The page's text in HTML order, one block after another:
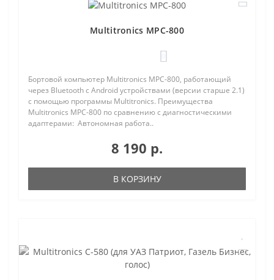
Multitronics MPC-800
Бортовой компьютер Multitronics MPC-800, работающий
через Bluetooth с Android устройствами (версии старше 2.1)
с помощью программы Multitronics. Преимущества
Multitronics MPC-800 по сравнению с диагностическими
адаптерами: Автономная работа..
8 190 р.
В КОРЗИНУ